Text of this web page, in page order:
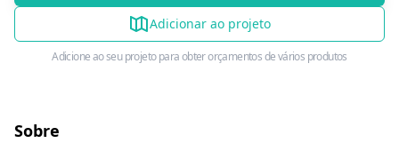
Adicionar ao projeto
Adicione ao seu projeto para obter orçamentos de vários produtos
Sobre